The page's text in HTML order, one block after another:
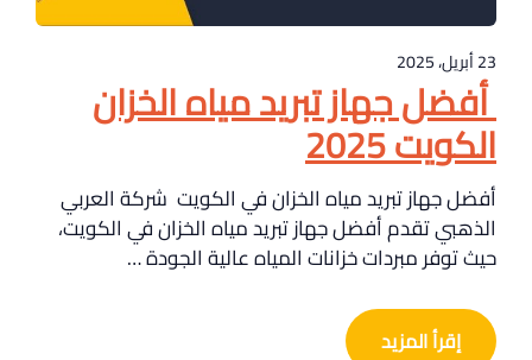
23 أبريل، 2025
أفضل جهاز تبريد مياه الخزان
الكويت 2025
أفضل جهاز تبريد مياه الخزان في الكويت شركة العربي
الذهبي تقدم أفضل جهاز تبريد مياه الخزان في الكويت،
حيث توفر مبردات خزانات المياه عالية الجودة …
إقرأ المزيد